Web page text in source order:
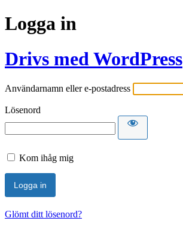
Logga in
Drivs med WordPress
Användarnamn eller e-postadress
Lösenord
Kom ihåg mig
Glömt ditt lösenord?